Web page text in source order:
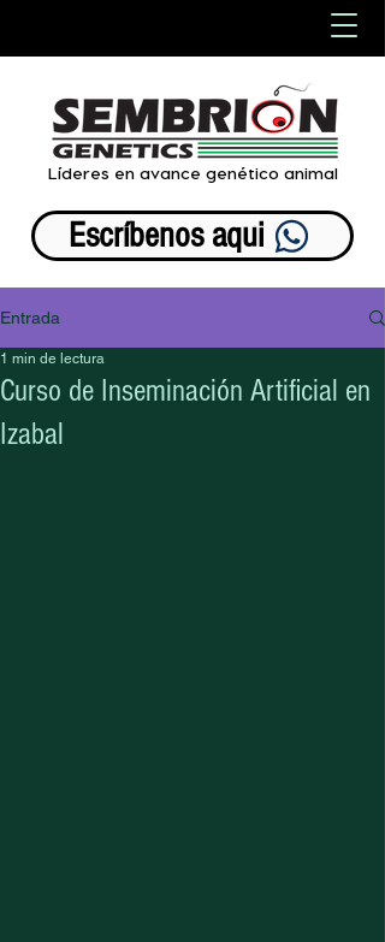
Líderes en avance genético animal
Escríbenos aqui
Entrada
Curso de Inseminación Artificial en
Izabal
1 min de lectura